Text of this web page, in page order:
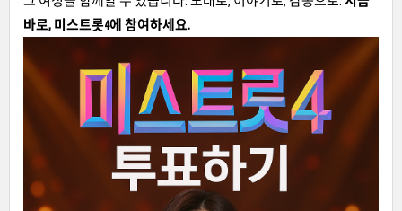
바로, 미스트롯4에 참여하세요.